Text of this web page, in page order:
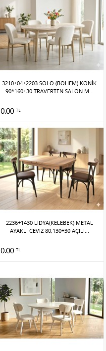
3210+04+2203 SOLO (BOHEM)İKONİK
90*160+30 TRAVERTEN SALON M...
0.00 TL
2236+1430 LİDYA(KELEBEK) METAL
AYAKLI CEVİZ 80,130+30 AÇILI...
0.00 TL